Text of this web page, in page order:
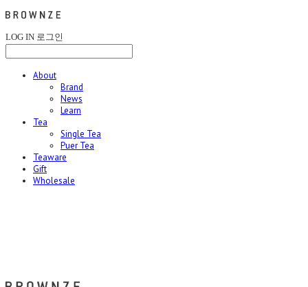
LOG IN 로그인
About
Brand
News
Learn
Tea
Single Tea
Puer Tea
Teaware
Gift
Wholesale